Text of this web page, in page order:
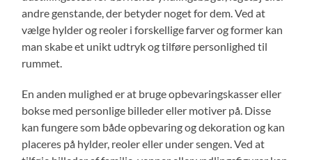
andre genstande, der betyder noget for dem. Ved at
vælge hylder og reoler i forskellige farver og former kan
man skabe et unikt udtryk og tilføre personlighed til
rummet.
En anden mulighed er at bruge opbevaringskasser eller
bokse med personlige billeder eller motiver på. Disse
kan fungere som både opbevaring og dekoration og kan
placeres på hylder, reoler eller under sengen. Ved at